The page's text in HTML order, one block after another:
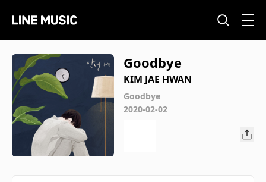
Goodbye
KIM JAE HWAN
Goodbye
2020-02-02